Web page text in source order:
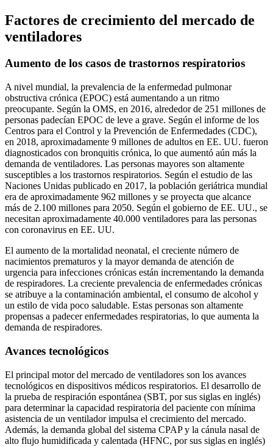
Factores de crecimiento del mercado de
ventiladores
Aumento de los casos de trastornos respiratorios
A nivel mundial, la prevalencia de la enfermedad pulmonar
obstructiva crónica (EPOC) está aumentando a un ritmo
preocupante. Según la OMS, en 2016, alrededor de 251 millones de
personas padecían EPOC de leve a grave. Según el informe de los
Centros para el Control y la Prevención de Enfermedades (CDC),
en 2018, aproximadamente 9 millones de adultos en EE. UU. fueron
diagnosticados con bronquitis crónica, lo que aumentó aún más la
demanda de ventiladores. Las personas mayores son altamente
susceptibles a los trastornos respiratorios. Según el estudio de las
Naciones Unidas publicado en 2017, la población geriátrica mundial
era de aproximadamente 962 millones y se proyecta que alcance
más de 2.100 millones para 2050. Según el gobierno de EE. UU., se
necesitan aproximadamente 40.000 ventiladores para las personas
con coronavirus en EE. UU.
El aumento de la mortalidad neonatal, el creciente número de
nacimientos prematuros y la mayor demanda de atención de
urgencia para infecciones crónicas están incrementando la demanda
de respiradores. La creciente prevalencia de enfermedades crónicas
se atribuye a la contaminación ambiental, el consumo de alcohol y
un estilo de vida poco saludable. Estas personas son altamente
propensas a padecer enfermedades respiratorias, lo que aumenta la
demanda de respiradores.
Avances tecnológicos
El principal motor del mercado de ventiladores son los avances
tecnológicos en dispositivos médicos respiratorios. El desarrollo de
la prueba de respiración espontánea (SBT, por sus siglas en inglés)
para determinar la capacidad respiratoria del paciente con mínima
asistencia de un ventilador impulsa el crecimiento del mercado.
Además, la demanda global del sistema CPAP y la cánula nasal de
alto flujo humidificada y calentada (HFNC, por sus siglas en inglés)